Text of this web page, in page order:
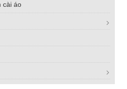
cài áo
Nhãn Thép Không Gỉ